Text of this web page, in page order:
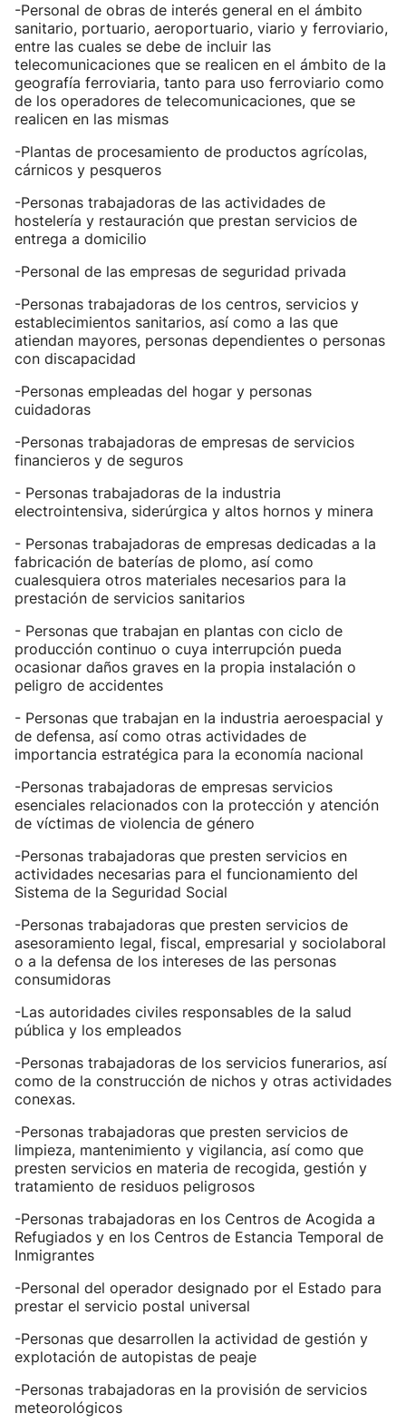
-Personal de obras de interés general en el ámbito
sanitario, portuario, aeroportuario, viario y ferroviario,
entre las cuales se debe de incluir las
telecomunicaciones que se realicen en el ámbito de la
geografía ferroviaria, tanto para uso ferroviario como
de los operadores de telecomunicaciones, que se
realicen en las mismas
-Plantas de procesamiento de productos agrícolas,
cárnicos y pesqueros
-Personas trabajadoras de las actividades de
hostelería y restauración que prestan servicios de
entrega a domicilio
-Personal de las empresas de seguridad privada
-Personas trabajadoras de los centros, servicios y
establecimientos sanitarios, así como a las que
atiendan mayores, personas dependientes o personas
con discapacidad
-Personas empleadas del hogar y personas
cuidadoras
-Personas trabajadoras de empresas de servicios
financieros y de seguros
- Personas trabajadoras de la industria
electrointensiva, siderúrgica y altos hornos y minera
- Personas trabajadoras de empresas dedicadas a la
fabricación de baterías de plomo, así como
cualesquiera otros materiales necesarios para la
prestación de servicios sanitarios
- Personas que trabajan en plantas con ciclo de
producción continuo o cuya interrupción pueda
ocasionar daños graves en la propia instalación o
peligro de accidentes
- Personas que trabajan en la industria aeroespacial y
de defensa, así como otras actividades de
importancia estratégica para la economía nacional
-Personas trabajadoras de empresas servicios
esenciales relacionados con la protección y atención
de víctimas de violencia de género
-Personas trabajadoras que presten servicios en
actividades necesarias para el funcionamiento del
Sistema de la Seguridad Social
-Personas trabajadoras que presten servicios de
asesoramiento legal, fiscal, empresarial y sociolaboral
o a la defensa de los intereses de las personas
consumidoras
-Las autoridades civiles responsables de la salud
pública y los empleados
-Personas trabajadoras de los servicios funerarios, así
como de la construcción de nichos y otras actividades
conexas.
-Personas trabajadoras que presten servicios de
limpieza, mantenimiento y vigilancia, así como que
presten servicios en materia de recogida, gestión y
tratamiento de residuos peligrosos
-Personas trabajadoras en los Centros de Acogida a
Refugiados y en los Centros de Estancia Temporal de
Inmigrantes
-Personal del operador designado por el Estado para
prestar el servicio postal universal
-Personas que desarrollen la actividad de gestión y
explotación de autopistas de peaje
-Personas trabajadoras en la provisión de servicios
meteorológicos